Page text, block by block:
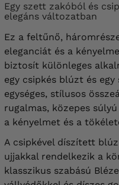
Egy szett zakóból és csipkés blúzból – egy klasszikus
elegáns változatban
Ez a feltűnő,
eleganciát és a
biztosít különleges
egy csipkés blúzt és
egységes, stílusos
rugalmas, közepes
a kényelmet és a
A csipkével díszített
ujjakkal rendelkezik a
klasszikus szabású